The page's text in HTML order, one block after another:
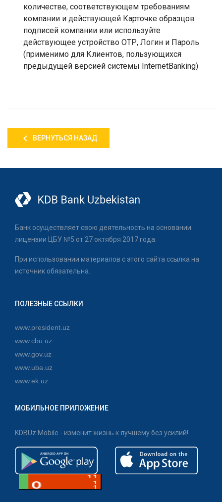
количестве, соответствующем требованиям
компании и действующей Карточке образцов
подписей компании или используйте
действующее устройство OTP, Логин и Пароль
(применимо для Клиентов, пользующихся
предыдущей версией системы InternetBanking)
ВЕРНУТЬСЯ НАЗАД
Банк осуществляет свою деятельность на основании
лицензии ЦБУ №5 от 27 октября 2017 года.
При использовании материалов с этого сайта ссылка на
источник обязательна.
ПОЛЕЗНЫЕ ССЫЛКИ
www.president.uz
www.cbu.uz
www.gov.uz
www.uba.uz
www.ek.uz
МОБИЛЬНОЕ ПРИЛОЖЕНИЕ
KDBUz Mobile - изменит жизнь к лучшему без усилий!